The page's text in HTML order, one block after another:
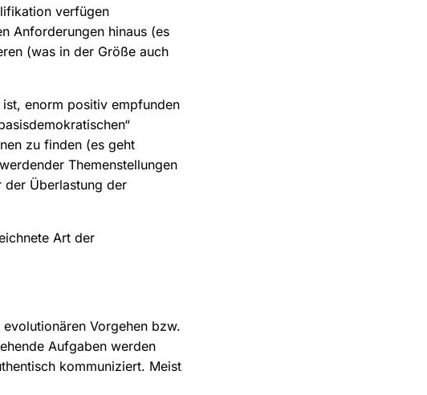
verfügen
Anforderungen hinaus (es
(was in der Größe auch
enorm positiv empfunden
zu finden (es geht
Themenstellungen
der Überlastung der
Art der
Vorgehen bzw.
Aufgaben werden
kommuniziert. Meist